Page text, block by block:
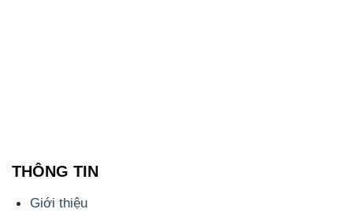
THÔNG TIN
Giới thiệu